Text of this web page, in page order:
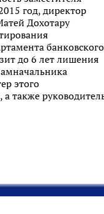
год, директор
Дохотару
банковского
до 6 лет лишения
этого
также